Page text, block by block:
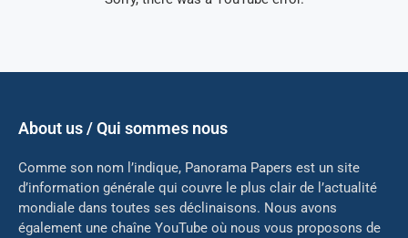
About us / Qui sommes nous
Comme son nom l’indique, Panorama Papers est un site
d’information générale qui couvre le plus clair de l’actualité
mondiale dans toutes ses déclinaisons. Nous avons
également une chaîne YouTube où nous vous proposons de